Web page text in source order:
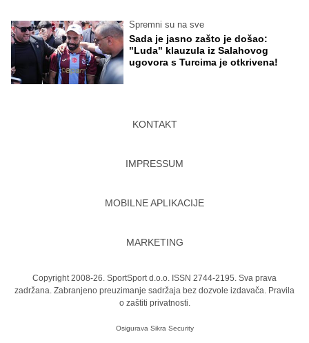
Spremni su na sve
Sada je jasno zašto je došao:
"Luda" klauzula iz Salahovog
ugovora s Turcima je otkrivena!
KONTAKT
IMPRESSUM
MOBILNE APLIKACIJE
MARKETING
Copyright 2008-26. SportSport d.o.o. ISSN 2744-2195. Sva prava
zadržana. Zabranjeno preuzimanje sadržaja bez dozvole izdavača. Pravila
o zaštiti privatnosti.
Osigurava Sikra Security